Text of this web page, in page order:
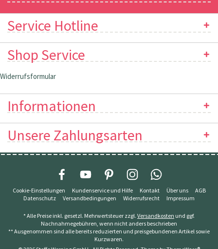
Service Hotline
Shop Service
Widerrufsformular
Informationen
Unsere Zahlungsarten
Cookie-Einstellungen Kundenservice und Hilfe Kontakt Über uns
AGB
Datenschutz
Versandbedingungen Widerrufsrecht Impressum
* Alle Preise inkl. gesetzl. Mehrwertsteuer zzgl. Versandkosten und ggf.
Nachnahmegebühren, wenn nicht anders beschrieben
** Ausgenommen sind alle bereits reduzierten und preisgebundenen Artikel sowie
Kurzwaren.